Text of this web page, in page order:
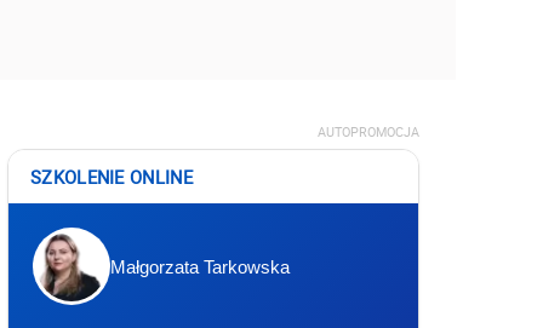
AUTOPROMOCJA
SZKOLENIE ONLINE
Małgorzata Tarkowska